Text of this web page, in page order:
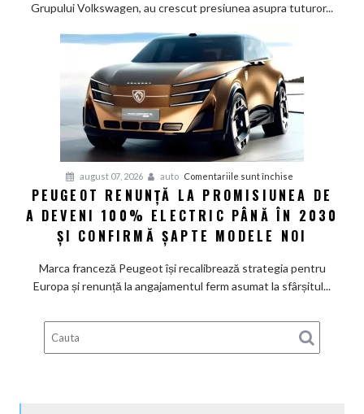
măsuri
rapide
de
Grupului Volkswagen, au crescut presiunea asupra tuturor...
august 07, 2026 auto Comentariile sunt închise
Peugeot
renunță
la
de
a
electric
până
PEUGEOT RENUNȚĂ LA PROMISIUNEA DE
A DEVENI 100% ELECTRIC PÂNĂ ÎN 2030
ȘI CONFIRMĂ ȘAPTE MODELE NOI
Marca franceză Peugeot își recalibrează strategia pentru
Europa și renunță la angajamentul ferm asumat la sfârșitul...